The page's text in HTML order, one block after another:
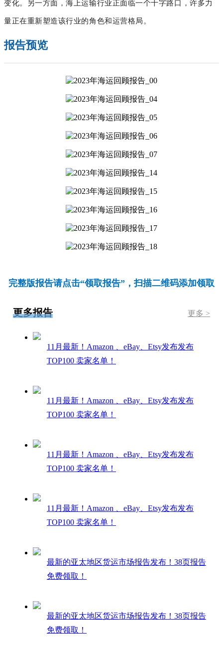
变化。
另一方面，海上运输行业正面临一个十字路口，许多力
量正在重新塑造该行业的角色和运营格局。
报告预览
完整版报告请点击“领取报告”，扫描二维码添加领取
更多报告 更多 >
11月最新！Amazon 、eBay、Etsy发布发布
TOP100 卖家名单！
11月最新！Amazon 、eBay、Etsy发布发布
TOP100 卖家名单！
11月最新！Amazon 、eBay、Etsy发布发布
TOP100 卖家名单！
11月最新！Amazon 、eBay、Etsy发布发布
TOP100 卖家名单！
最新的亚太地区货运市场报告发布！38页报告
免费领取！
最新的亚太地区货运市场报告发布！38页报告
免费领取！